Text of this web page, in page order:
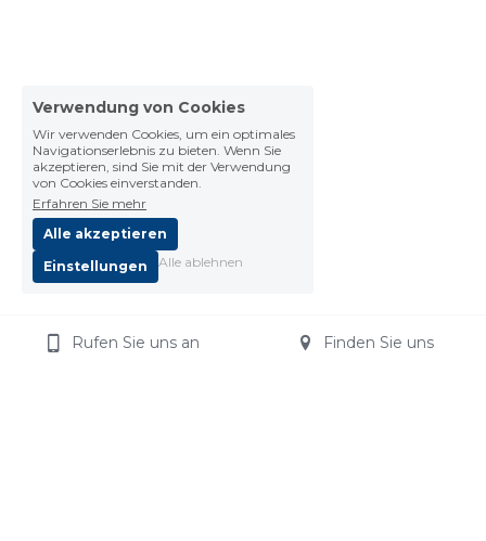
Rufen Sie uns an Finden Sie uns
Verwendung von Cookies
Wir verwenden Cookies, um ein optimales
Navigationserlebnis zu bieten. Wenn Sie
akzeptieren, sind Sie mit der Verwendung
von Cookies einverstanden.
Erfahren Sie mehr
Alle akzeptieren
Einstellungen
Alle ablehnen